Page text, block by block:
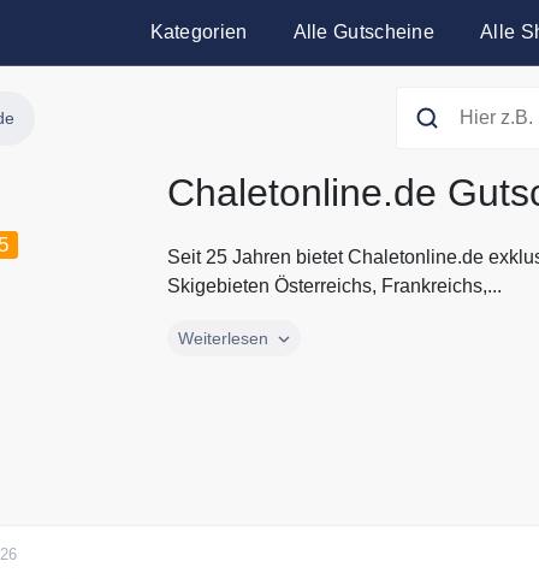
Kategorien Alle Gutscheine Alle
5
Chaletonline.de
Seit 25 Jahren bietet Chaletonline.de
Skigebieten Österreichs, Frankreichs,...
Seit 25 Jahren bietet Chaletonline.de
Weiterlesen